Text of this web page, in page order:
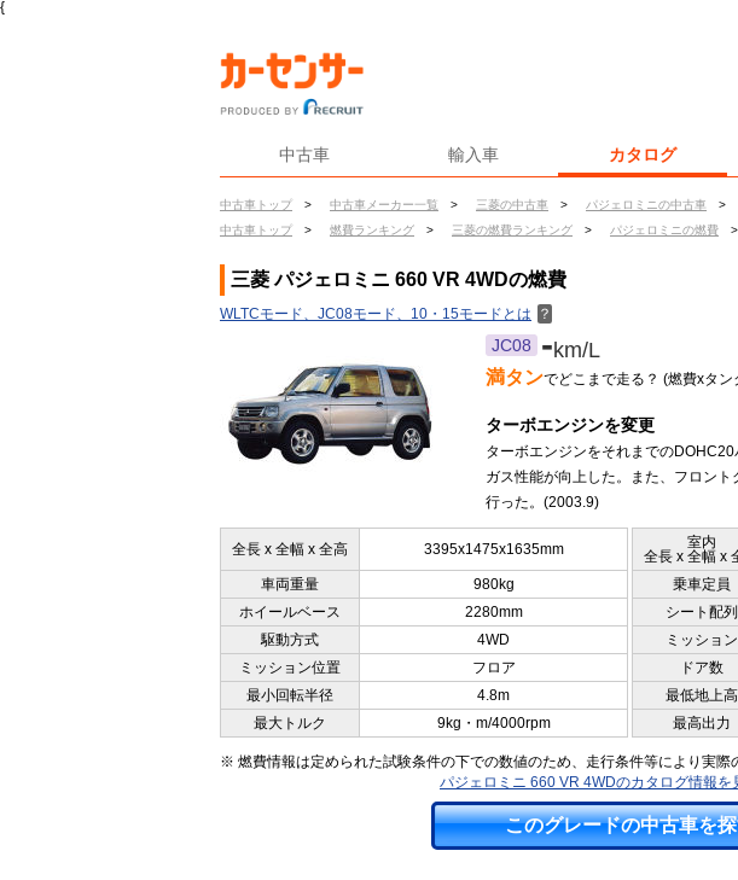
{
中古車 輸入車 カタログ
中古車トップ > 中古車メーカー一覧 > 三菱の中古車 > パジェロミニの中古車 >
中古車トップ
> 燃費ランキング > 三菱の燃費ランキング > パジェロミニの燃費 >
三菱 パジェロミニ 660 VR 4WDの燃費
WLTCモード、JC08モード、10・15モードとは ？
JC08 -km/L
満タンでどこまで走る？ (燃費xタン
ターボエンジンを変更
ターボエンジンをそれまでの
ガス性能が向上した。また、フロン
行った。(2003.9)
全長 x 全幅 x 全高 3395x1475x1635mm
室内
全長 x 全幅 x
車両重量 980kg 乗車定員
ホイールベース
2280mm シート配列
駆動方式
4WD ミッション
ミッション位置
フロア ドア数
最小回転半径
4.8m 最低地上高
最大トルク
9kg・m/4000rpm 最高出力
※ 燃費情報は定められた試験条件の下での数値のため、走行条件等により実際
パジェロミニ 660 VR 4WDのカタログ情報を
このグレードの中古車を